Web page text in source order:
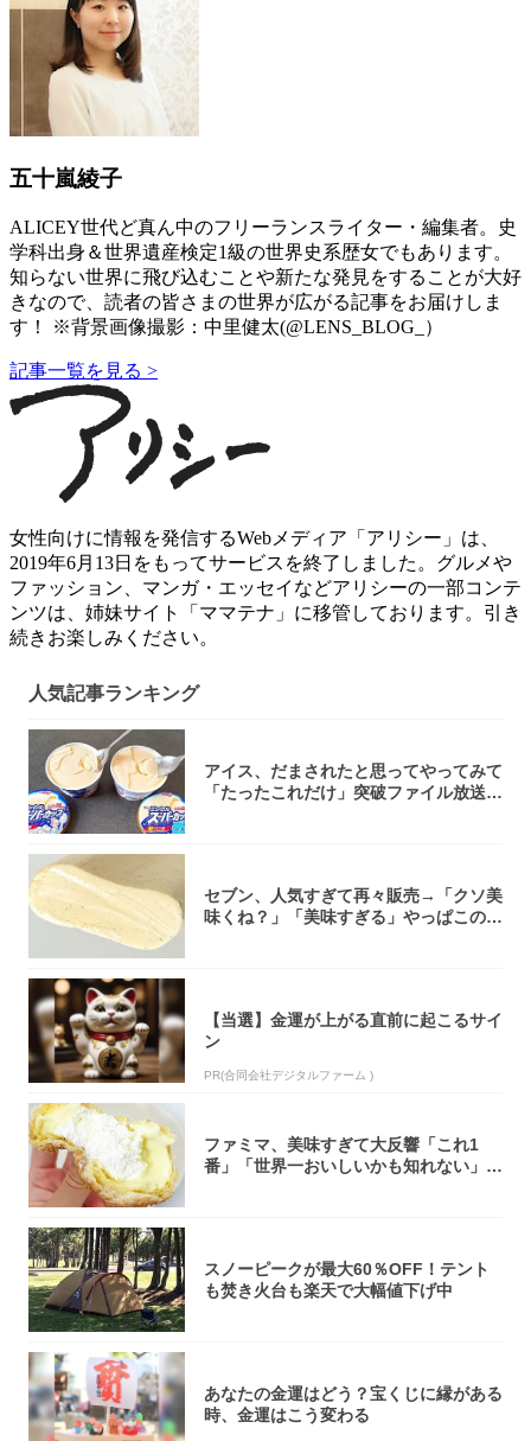
五十嵐綾子
ALICEY世代ど真ん中のフリーランスライター・編集者。史
学科出身＆世界遺産検定1級の世界史系歴女でもあります。
知らない世界に飛び込むことや新たな発見をすることが大好
きなので、読者の皆さまの世界が広がる記事をお届けしま
す！ ※背景画像撮影：中里健太(@LENS_BLOG_）
記事一覧を見る >
女性向けに情報を発信するWebメディア「アリシー」は、
2019年6月13日をもってサービスを終了しました。グルメや
ファッション、マンガ・エッセイなどアリシーの一部コンテ
ンツは、姉妹サイト「ママテナ」に移管しております。引き
続きお楽しみください。
人気記事ランキング
アイス、だまされたと思ってやってみて
「たったこれだけ」突破ファイル放送で
セブン、人気すぎて再々販売→「クソ美
味くね？」「美味すぎる」やっぱこのク
【当選】金運が上がる直前に起こるサイ
ン
PR(合同会社デジタルファーム )
ファミマ、美味すぎて大反響「これ1
番」「世界一おいしいかも知れない」
スノーピークが最大60％OFF！テント
も焚き火台も楽天で大幅値下げ中
あなたの金運はどう？宝くじに縁がある
時、金運はこう変わる